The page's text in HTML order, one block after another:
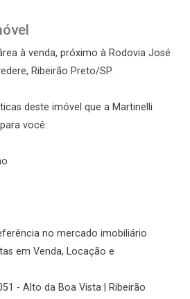
à venda, próximo à Rodovia José
Ribeirão Preto/SP.
deste imóvel que a Martinelli
você:
no mercado imobiliário
em Venda, Locação e
- Alto da Boa Vista | Ribeirão